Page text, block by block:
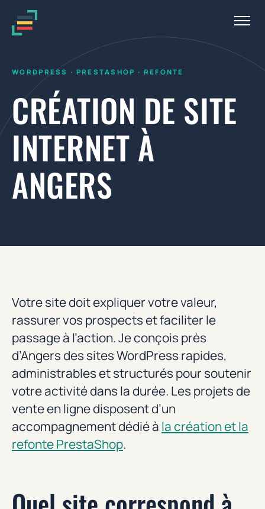
Aller au contenu
WORDPRESS · PRESTASHOP · REFONTE
CRÉATION DE SITE
INTERNET À
ANGERS
Votre site doit expliquer votre valeur,
rassurer vos prospects et faciliter le
passage à l’action. Je conçois près
d’Angers des sites WordPress rapides,
administrables et structurés pour soutenir
votre activité dans la durée. Les projets de
vente en ligne disposent d’un
accompagnement dédié à la création et la
refonte PrestaShop.